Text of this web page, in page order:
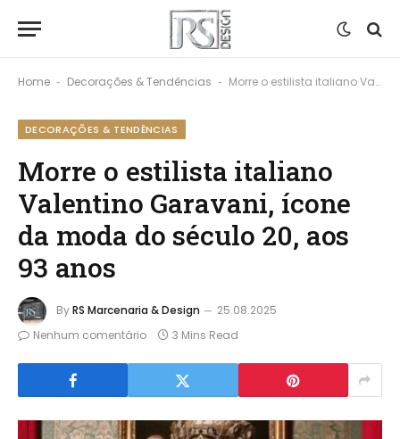
Home - Decorações & Tendências - Morre o estilista italiano Valentino Garavani, ícone da moda do século 20, aos 93 anos
DECORAÇÕES & TENDÊNCIAS
Morre o estilista italiano
Valentino Garavani, ícone
da moda do século 20, aos
93 anos
ByRS Marcenaria & Design
25.08.2025
Nenhum comentário
3 Mins Read